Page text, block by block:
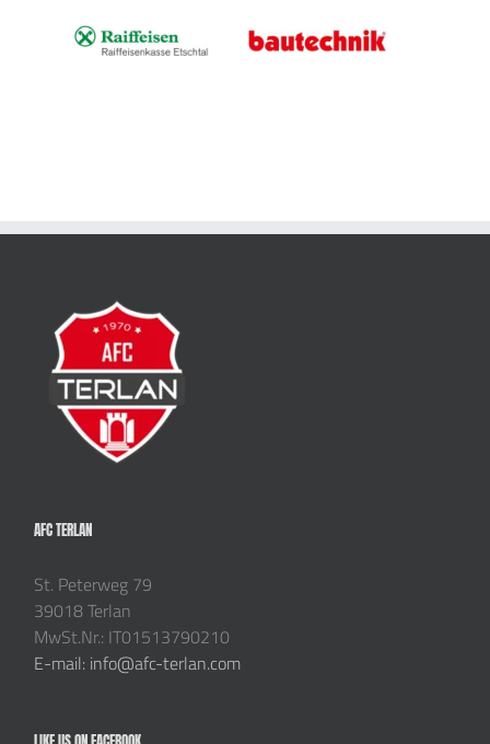
AFC TERLAN
St. Peterweg 79
39018 Terlan
MwSt.Nr.: IT01513790210
E-mail: info@afc-terlan.com